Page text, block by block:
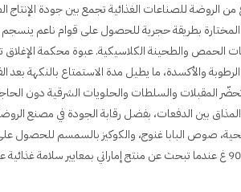
سيريانا الفاخرة 900 غ من الروضة للصناعات الغذائية تجمع بين جودة
بطريقة حجرية للحصول على قوام ناعم
الحمص والطحينة الكلاسيكية. عبوة محكمة
المقبلات والسلطات والحلويات الشرقية دون
بين الدفعات، بفضل رقابة الجودة في مصنع
صوص البابا غنوج، والكوكيز بالسمسم للحصول
اختر طحينة سيريانا الفاخرة 900 غ عندما تبحث عن منتج إماراتي بمعايير